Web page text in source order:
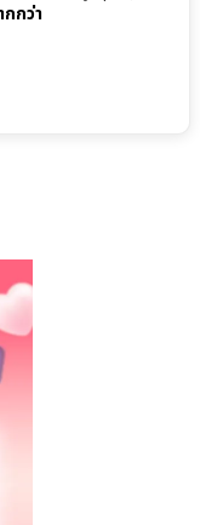
กกว่า